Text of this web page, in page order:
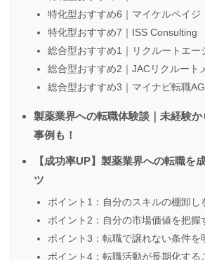
特化型おすすめ6｜マイケルペイジ
特化型おすすめ7｜ISS Consulting
総合型おすすめ1｜リクルートエー
総合型おすすめ2｜JACリクルート
総合型おすすめ3｜マイナビ転職
製薬業界への転職体験談｜未経験
事例も！
【成功率UP】製薬業界への転職を
ツ
ポイント1：自分のスキルの棚卸し
ポイント2：自分の市場価値を把握
ポイント3：転職で譲れない条件を
ポイント4：転職活動が長期化する